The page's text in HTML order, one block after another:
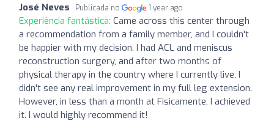
José Neves Publicada no 1 year ago
Experiência fantástica: Came across this center through
a recommendation from a family member, and I couldn't
be happier with my decision. I had ACL and meniscus
reconstruction surgery, and after two months of
physical therapy in the country where I currently live, I
didn't see any real improvement in my full leg extension.
However, in less than a month at Fisicamente, I achieved
it. I would highly recommend it!